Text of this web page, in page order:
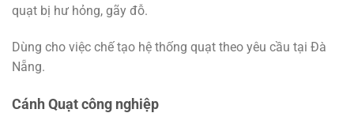
quạt bị hư hỏng, gãy đỗ.
Dùng cho việc chế tạo hệ thống quạt theo yêu cầu tại Đà
Nẵng.
Cánh Quạt công nghiệp